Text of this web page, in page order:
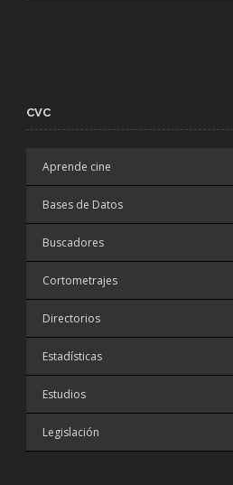
CVC
Aprende cine
Bases de Datos
Buscadores
Cortometrajes
Directorios
Estadísticas
Estudios
Legislación